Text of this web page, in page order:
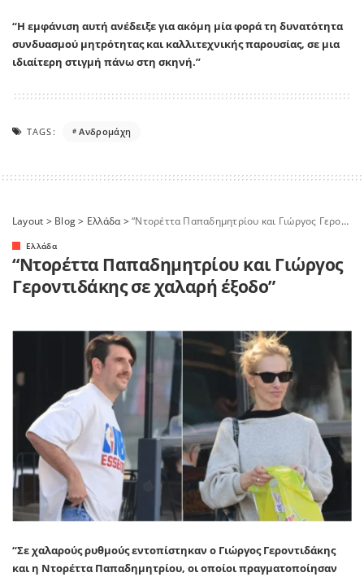
“Η εμφάνιση αυτή ανέδειξε για ακόμη μία φορά τη δυνατότητα
συνδυασμού μητρότητας και καλλιτεχνικής παρουσίας, σε μια
ιδιαίτερη στιγμή πάνω στη σκηνή.”
TAGS: Ανδρομάχη
Layout > Blog> Ελλάδα>“Ντορέττα Παπαδημητρίου και Γιώργος Γεροντιδάκης σε χαλαρή έξοδο”
Ελλάδα
“Ντορέττα Παπαδημητρίου και Γιώργος
Γεροντιδάκης σε χαλαρή έξοδο”
“Σε χαλαρούς ρυθμούς εντοπίστηκαν ο Γιώργος Γεροντιδάκης
και η Ντορέττα Παπαδημητρίου, οι οποίοι πραγματοποίησαν